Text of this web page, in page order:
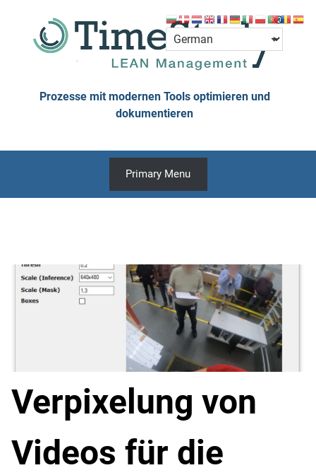
content
Prozesse mit modernen Tools optimieren und
dokumentieren
Primary Menu
Verpixelung von
Videos für die